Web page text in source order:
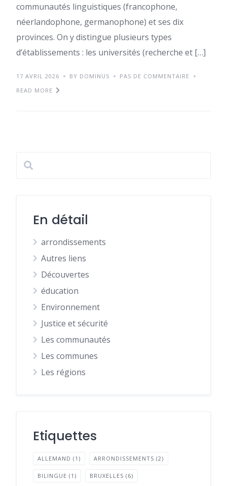
communautés linguistiques (francophone,
néerlandophone, germanophone) et ses dix
provinces. On y distingue plusieurs types
d’établissements : les universités (recherche et […]
17 AVRIL 2026 BY DOMINUS
PAS DE COMMENTAIRE
READ MORE
En détail
arrondissements
Autres liens
Découvertes
éducation
Environnement
Justice et sécurité
Les communautés
Les communes
Les régions
Etiquettes
ALLEMAND (1) ARRONDISSEMENTS (2)
BILINGUE (1) BRUXELLES (6)